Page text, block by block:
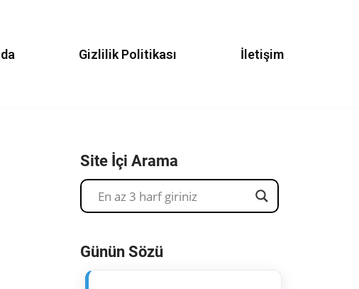
Gizlilik Politikası İletişim
Site İçi Arama
Günün Sözü